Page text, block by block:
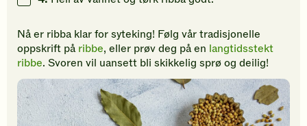
Nå er ribba klar for syteking! Følg vår tradisjonelle
oppskrift påribbe, eller prøv deg på en langtidsstekt
ribbe. Svoren vil uansett bli skikkelig sprø og deilig!